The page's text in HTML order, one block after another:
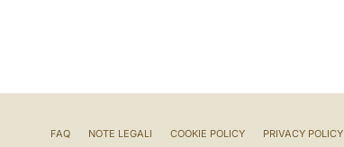
FAQ NOTE LEGALI COOKIE POLICY PRIVACY POLICY